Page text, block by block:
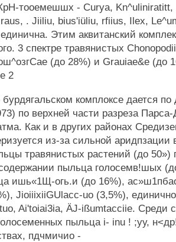
тооемешшх - Curya, Kn^uliniratitt,
. Jiiliu, bius'iüliu, rfiius, Ilex,
Этим аквитанский
3 спектре травянистых
(до 28%) и Grauiae&e (до
2
комплоксе дается
по верхней части разреза
Как и в других районах
из-за сильной аридпзации
травянистых растений (до 50»)
пыльца голосемв!шых
ишь«1Щ-огь.и (до 16%),
JioiiixiiGUlacc-uo (3,5%),
Ai'toiai3ia, ÄJ-ißumtacciie. Среди
пыльца i- inu ! ;уу,
пдчмичио -